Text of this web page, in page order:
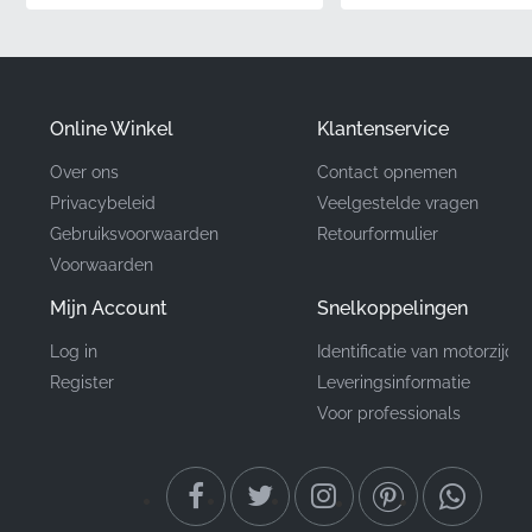
de unieke kromming van het tankpaneel te volgen,
zonder loslaten aan de randen.
Onderdeelnummer
(MPN)
86171KTYD70ZA
Montagepositie Rechterkant van de tank*
Type Embleem
Het vinden van de juiste Honda Wing sticker voor uw
Online Winkel
Over ons
Privacybeleid
Gebruiksvoorwaarden
Voorwaarden
Mijn Account
Log in
Register
Klantenservice
Contact opnemen
Veelgestelde vragen
Retourformulier
Snelkoppelingen
Identificatie van
Leveringsinformatie
Voor professionals